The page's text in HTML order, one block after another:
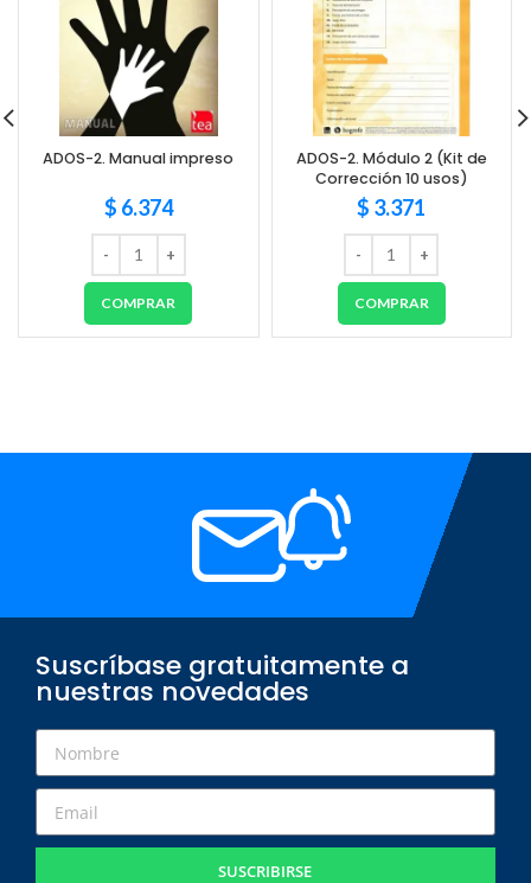
ADOS-2. Manual impreso
$ 6.374
COMPRAR
ADOS-2. Módulo 2 (Kit de
Corrección 10 usos)
$ 3.371
COMPRAR
Suscríbase gratuitamente a
nuestras novedades
SUSCRIBIRSE